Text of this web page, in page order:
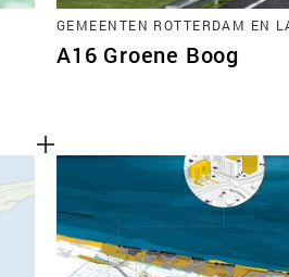
GEMEENTEN ROTTERDAM EN
A16 Groene Boog